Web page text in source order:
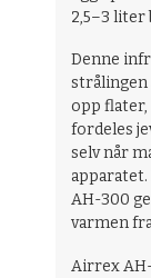
2,5–3 liter
Denne
strålingen
opp
fordeles
selv når
AH-300
varmen
Airrex